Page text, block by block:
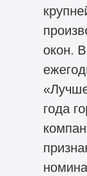
окон.
года